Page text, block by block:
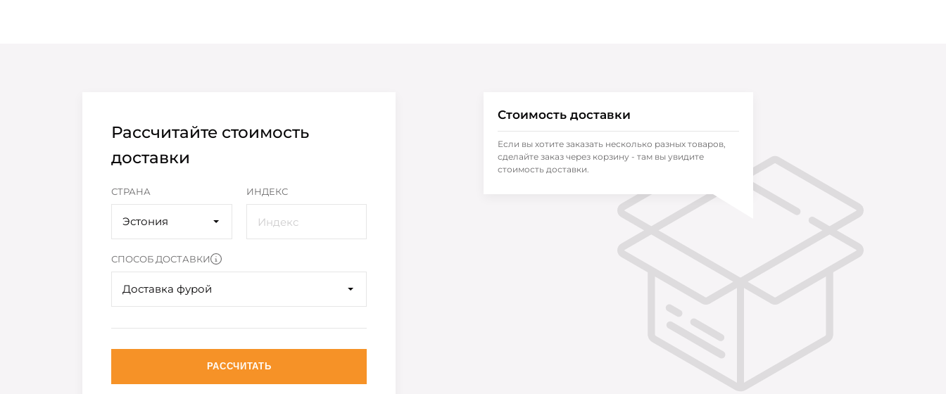
Рассчитайте стоимость
доставки
СТРАНА
Эстония
ИНДЕКС
СПОСОБ ДОСТАВКИ
Доставка фурой
РАССЧИТАТЬ
Стоимость доставки
Если вы хотите заказать несколько разных товаров,
сделайте заказ через корзину - там вы увидите
стоимость доставки.